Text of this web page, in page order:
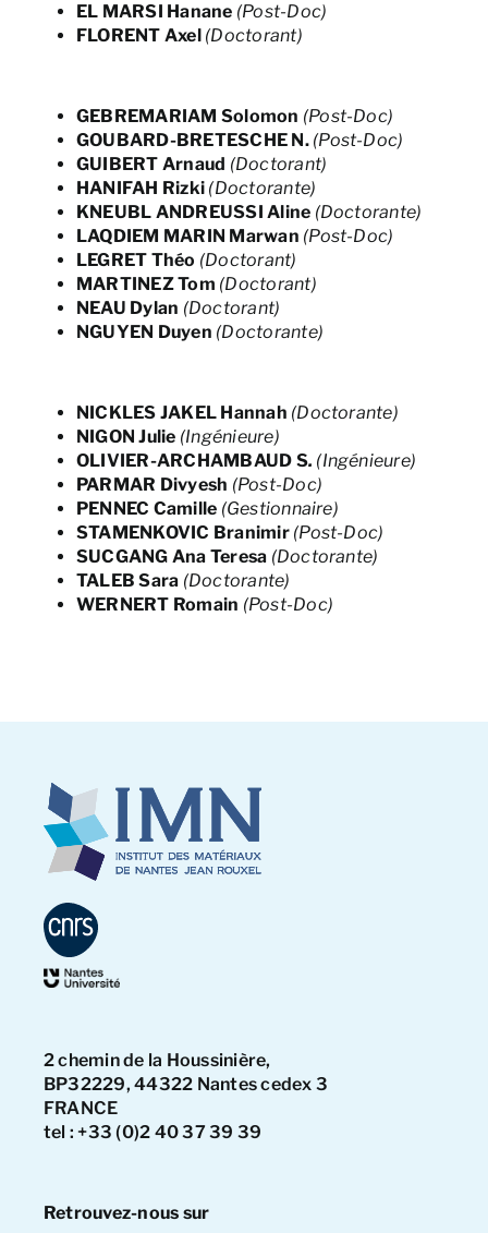
EL MARSI Hanane (Post-Doc)
FLORENT Axel (Doctorant)
GEBREMARIAM Solomon (Post-Doc)
GOUBARD-BRETESCHE N.(Post-Doc)
GUIBERT Arnaud (Doctorant)
HANIFAH Rizki (Doctorante)
KNEUBL ANDREUSSI Aline (Doctorante)
LAQDIEM MARIN Marwan (Post-Doc)
LEGRET Théo (Doctorant)
MARTINEZ Tom (Doctorant)
NEAU Dylan (Doctorant)
NGUYEN Duyen (Doctorante)
NICKLES JAKEL Hannah (Doctorante)
NIGON Julie (Ingénieure)
OLIVIER-ARCHAMBAUD S. (Ingénieure)
PARMAR Divyesh (Post-Doc)
PENNEC Camille (Gestionnaire)
STAMENKOVIC Branimir(Post-Doc)
SUCGANG Ana Teresa (Doctorante)
TALEB Sara (Doctorante)
WERNERT Romain (Post-Doc)
2 chemin de la Houssinière,
BP32229, 44322 Nantes cedex 3
FRANCE
tel : +33 (0)2 40 37 39 39
Retrouvez-nous sur